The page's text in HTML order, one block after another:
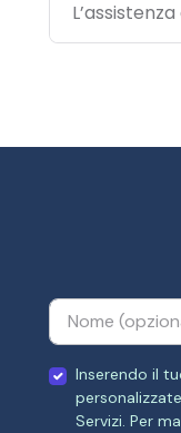
Inserendo il
Servizi. Per